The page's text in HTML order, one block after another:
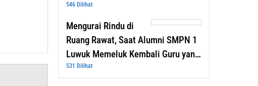
546 Dilihat
Mengurai Rindu di
Ruang Rawat, Saat Alumni SMPN 1
Luwuk Memeluk Kembali Guru yan…
531 Dilihat